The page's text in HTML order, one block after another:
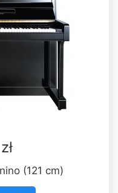
(121 cm)